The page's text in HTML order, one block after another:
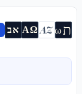
אב ΑΩ AZωת